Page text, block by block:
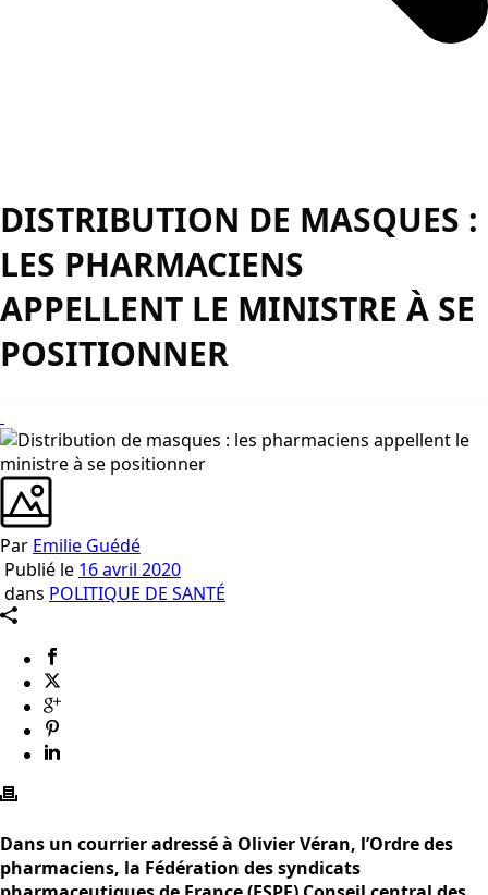
DISTRIBUTION DE MASQUES :
LES PHARMACIENS
APPELLENT LE MINISTRE À SE
POSITIONNER
Par Emilie Guédé
Publié le 16 avril 2020
dans POLITIQUE DE SANTÉ
Dans un courrier adressé à Olivier Véran, l’Ordre des
pharmaciens, la Fédération des syndicats